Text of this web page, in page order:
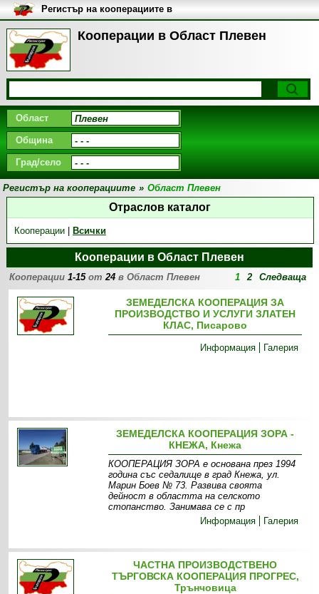
Кооперации в Област Плевен
Регистър на кооперациите в
България
Област
Община
Град/село
Регистър на кооперациите » Област Плевен
Отраслов каталог
Кооперации| Всички
Кооперации в Област Плевен
Кооперации1-15от24 в Област Плевен 1 2 Следваща
ЗЕМЕДЕЛСКА КООПЕРАЦИЯ ЗА
ПРОИЗВОДСТВО И УСЛУГИ ЗЛАТЕН
КЛАС, Писарово
Информация Галерия
ЗЕМЕДЕЛСКА КООПЕРАЦИЯ ЗОРА -
КНЕЖА, Кнежа
КООПЕРАЦИЯ ЗОРА е основана през 1994
година със седалище в град Кнежа, ул.
Марин Боев № 73. Развива своята
дейност в областта на селското
стопанство. Занимава се с пр
Информация
Галерия
ЧАСТНА ПРОИЗВОДСТВЕНО
ТЪРГОВСКА КООПЕРАЦИЯ ПРОГРЕС,
Трънчовица